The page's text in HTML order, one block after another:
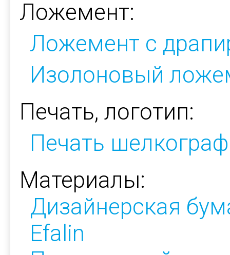
Ложемент:
Ложемент с
Изолоновый
Печать, логотип:
Печать
Материалы:
Дизайнерская
Efalin